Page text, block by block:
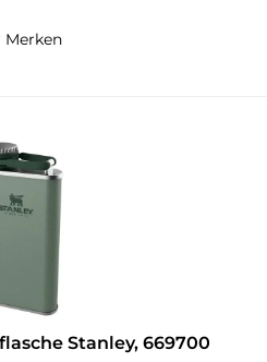
Merken
Stanley, 669700